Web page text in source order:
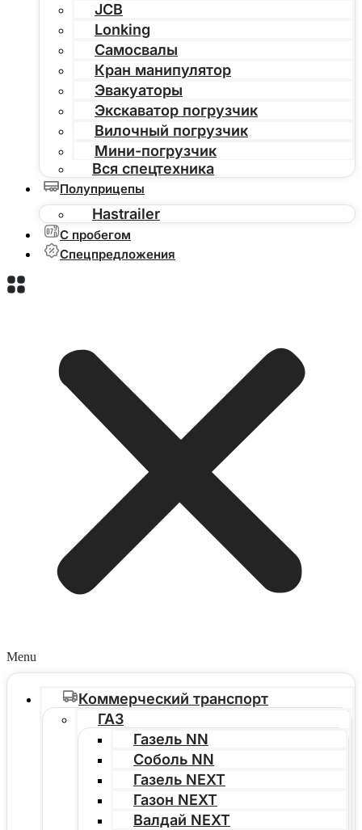
JCB
Lonking
Самосвалы
Кран манипулятор
Эвакуаторы
Экскаватор погрузчик
Вилочный погрузчик
Мини-погрузчик
Вся спецтехника
Полуприцепы
Hastrailer
С пробегом
Спецпредложения
Menu
Коммерческий транспорт
ГАЗ
Газель NN
Соболь NN
Газель NEXT
Газон NEXT
Валдай NEXT